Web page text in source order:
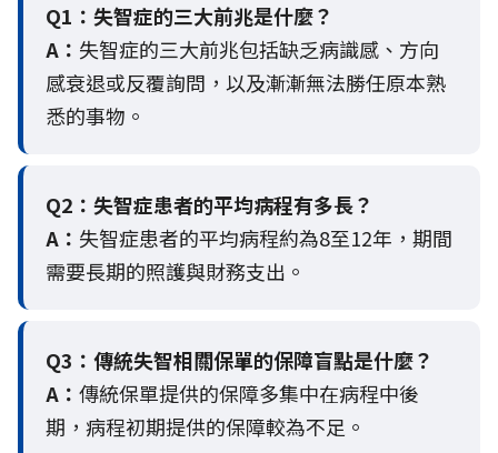
Q1：失智症的三大前兆是什麼？
A： 失智症的三大前兆包括缺乏病識感、方向
感衰退或反覆詢問，以及漸漸無法勝任原本熟
悉的事物。
Q2： 失智症患者的平均病程有多長？
A： 失智症患者的平均病程約為8至12年，期間
需要長期的照護與財務支出。
Q3： 傳統失智相關保單的保障盲點是什麼？
A： 傳統保單提供的保障多集中在病程中後
期，病程初期提供的保障較為不足。